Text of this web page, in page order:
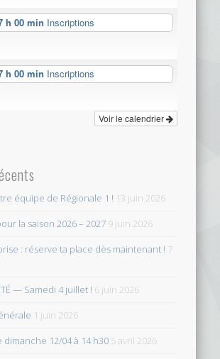
h 00 min Inscriptions
h 00 min Inscriptions
Voir le calendrier
équipe de Régionale 1 ! 13 juin 2026
la saison 2026 – 2027 9 juin 2026
: réserve ta place dès maintenant ! 7
— Samedi 4 juillet ! 6 juin 2026
1 juin 2026
dimanche 12/04 à 14 h30 5 avril 2026